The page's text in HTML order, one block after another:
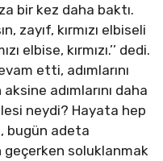
bir kez daha baktı.
zayıf, kırmızı elbiseli
elbise, kırmızı.’’ dedi.
etti, adımlarını
adımlarını daha
neydi? Hayata hep
bugün adeta
geçerken soluklanmak